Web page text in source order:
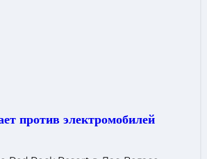
против электромобилей